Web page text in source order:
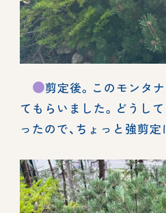
剪定後。このモンタ
てもらいました。どうし
ったので、ちょっと強剪定